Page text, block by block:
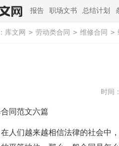
报告 职场文书 总结计划
库文网 > 劳动类合同 > 维修合同 >
时间
同范文六篇
们越来越相信法律的社会中，